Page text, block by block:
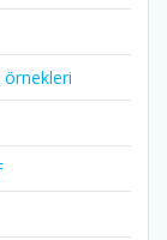
örnekleri